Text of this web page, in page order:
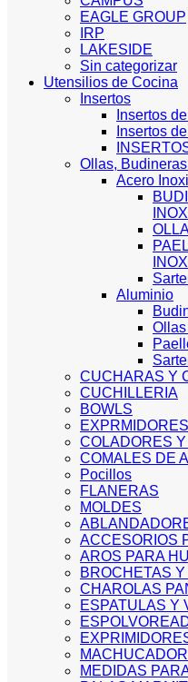
EAGLE GROUP
IRP
LAKESIDE
Sin categorizar
Utensilios de Cocina
Insertos
Insertos
Insertos
Ollas,
Acero
Aluminio
CUCHARAS Y
CUCHILLERIA
BOWLS
COLADORES
COMALES DE
Pocillos
FLANERAS
MOLDES
ACCESORIOS
AROS PARA
BROCHETAS
CHAROLAS
ESPATULAS Y
MEDIDAS